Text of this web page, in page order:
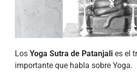
Los Yoga Sutra de Patanjali es el
importante que habla sobre Yoga.